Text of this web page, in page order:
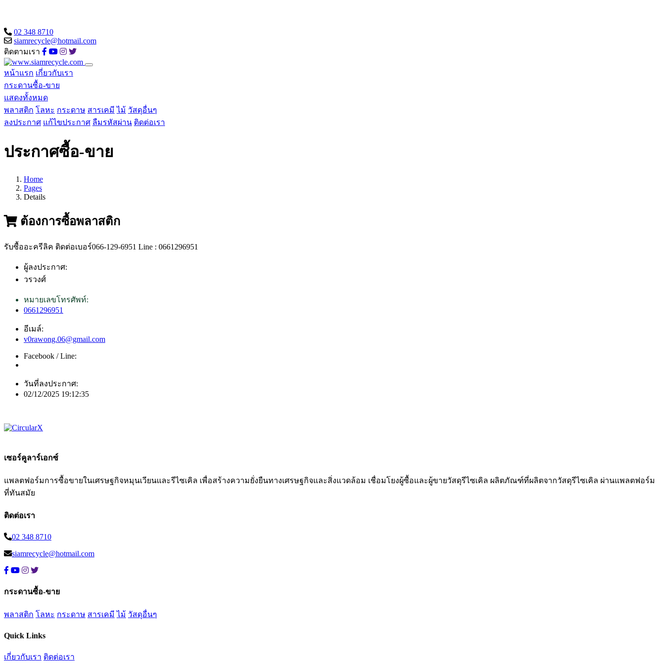
02 348 8710
siamrecycle@hotmail.com
ติดตามเรา
หน้าแรก เกี่ยวกับเรา
กระดานซื้อ-ขาย
แสดงทั้งหมด
พลาสติก โลหะ กระดาษ สารเคมี ไม้ วัสดุอื่นๆ
ลงประกาศ แก้ไขประกาศ ลืมรหัสผ่าน ติดต่อเรา
ประกาศซื้อ-ขาย
Home
Pages
Details
ต้องการซื้อพลาสติก
รับซื้ออะครีลิค ติดต่อเบอร์066-129-6951 Line : 0661296951
ผู้ลงประกาศ:
วรวงศ์
หมายเลขโทรศัพท์:
0661296951
อีเมล์:
v0rawong.06@gmail.com
Facebook / Line:
วันที่ลงประกาศ:
02/12/2025 19:12:35
เซอร์คูลาร์เอกซ์
แพลตฟอร์มการซื้อขายในเศรษฐกิจหมุนเวียนและรีไซเคิล เพื่อสร้างความยั่งยืนทางเศรษฐกิจและสิ่งแวดล้อม เชื่อมโยงผู้ซื้อและผู้ขายวัสดุรีไซเคิล ผลิตภัณฑ์ที่ผลิตจากวัสดุรีไซเคิล ผ่านแพลตฟอร์ม
ที่ทันสมัย
ติดต่อเรา
02 348 8710
siamrecycle@hotmail.com
กระดานซื้อ-ขาย
พลาสติก โลหะ กระดาษ สารเคมี ไม้ วัสดุอื่นๆ
Quick Links
เกี่ยวกับเรา ติดต่อเรา